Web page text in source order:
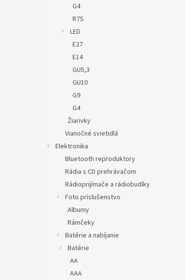
G4
R7S
LED
E27
E14
GU5,3
GU10
G9
G4
Žiarivky
Vianočné svietidlá
Elektronika
Bluetooth reproduktory
Rádia s CD prehrávačom
Rádioprijímače a rádiobudíky
Foto príslušenstvo
Albumy
Rámčeky
Batérie a nabíjanie
Batérie
AA
AAA